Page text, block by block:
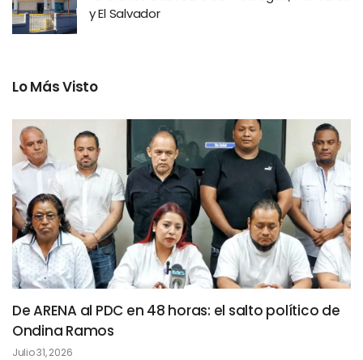
y El Salvador
Lo Más Visto
De ARENA al PDC en 48 horas: el salto político de
Ondina Ramos
Julio 31, 2026